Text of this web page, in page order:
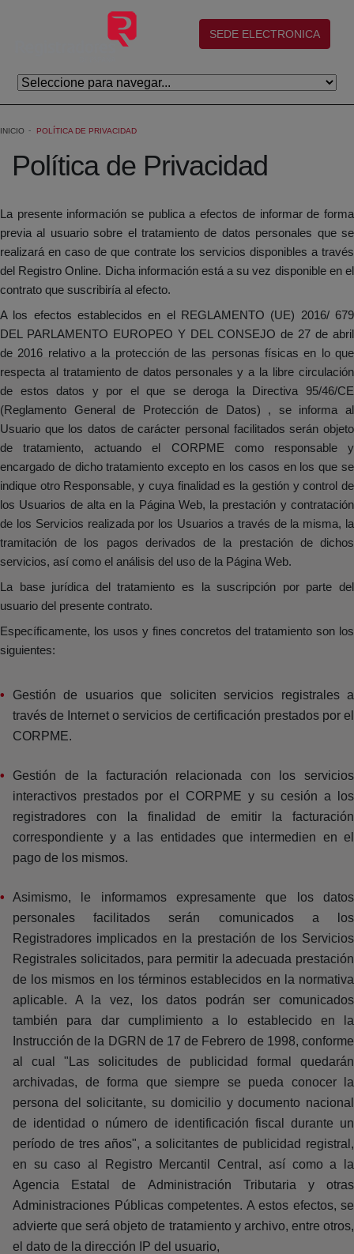
Eduki nagusira joan
(abre en nueva ventana)
SEDE ELECTRONICA
INICIO POLÍTICA DE PRIVACIDAD
Política de Privacidad
La presente información se publica a efectos de informar de forma
previa al usuario sobre el tratamiento de datos personales que se
realizará en caso de que contrate los servicios disponibles a través
del Registro Online. Dicha información está a su vez disponible en el
contrato que suscribiría al efecto.
A los efectos establecidos en el REGLAMENTO (UE) 2016/ 679
DEL PARLAMENTO EUROPEO Y DEL CONSEJO de 27 de abril
de 2016 relativo a la protección de las personas físicas en lo que
respecta al tratamiento de datos personales y a la libre circulación
de estos datos y por el que se deroga la Directiva 95/46/CE
(Reglamento General de Protección de Datos) , se informa al
Usuario que los datos de carácter personal facilitados serán objeto
de tratamiento, actuando el CORPME como responsable y
encargado de dicho tratamiento excepto en los casos en los que se
indique otro Responsable, y cuya finalidad es la gestión y control de
los Usuarios de alta en la Página Web, la prestación y contratación
de los Servicios realizada por los Usuarios a través de la misma, la
tramitación de los pagos derivados de la prestación de dichos
servicios, así como el análisis del uso de la Página Web.
La base jurídica del tratamiento es la suscripción por parte del
usuario del presente contrato.
Específicamente, los usos y fines concretos del tratamiento son los
siguientes:
Gestión de usuarios que soliciten servicios registrales a
través de Internet o servicios de certificación prestados por el
CORPME.
Gestión de la facturación relacionada con los servicios
interactivos prestados por el CORPME y su cesión a los
registradores con la finalidad de emitir la facturación
correspondiente y a las entidades que intermedien en el
pago de los mismos.
Asimismo, le informamos expresamente que los datos
personales facilitados serán comunicados a los
Registradores implicados en la prestación de los Servicios
Registrales solicitados, para permitir la adecuada prestación
de los mismos en los términos establecidos en la normativa
aplicable. A la vez, los datos podrán ser comunicados
también para dar cumplimiento a lo establecido en la
Instrucción de la DGRN de 17 de Febrero de 1998, conforme
al cual "Las solicitudes de publicidad formal quedarán
archivadas, de forma que siempre se pueda conocer la
persona del solicitante, su domicilio y documento nacional
de identidad o número de identificación fiscal durante un
período de tres años", a solicitantes de publicidad registral,
en su caso al Registro Mercantil Central, así como a la
Agencia Estatal de Administración Tributaria y otras
Administraciones Públicas competentes. A estos efectos, se
advierte que será objeto de tratamiento y archivo, entre otros,
el dato de la dirección IP del usuario,